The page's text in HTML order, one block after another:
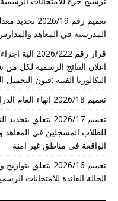
تعميم رقم
المدرسية في المعاهد
قرار رقم
اعلان النتائج الرسمية لكل من
البكالوريا الفنية :فنون التجميل-
تعميم 2026/18 انهاء العام الدراسي 2026/2025
تعميم 2026/17
للطلاب المسجلين في المعاهد
الواقعة في مناطق غير امنة
تعميم 2026/16
الحالة العائدة للامتحانات الرسمية